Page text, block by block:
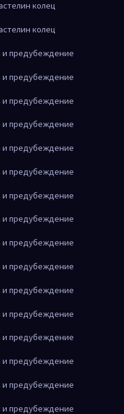
колец
колец
предубеждение
предубеждение
предубеждение
предубеждение
предубеждение
предубеждение
предубеждение
предубеждение
предубеждение
предубеждение
предубеждение
предубеждение
предубеждение
предубеждение
предубеждение
предубеждение